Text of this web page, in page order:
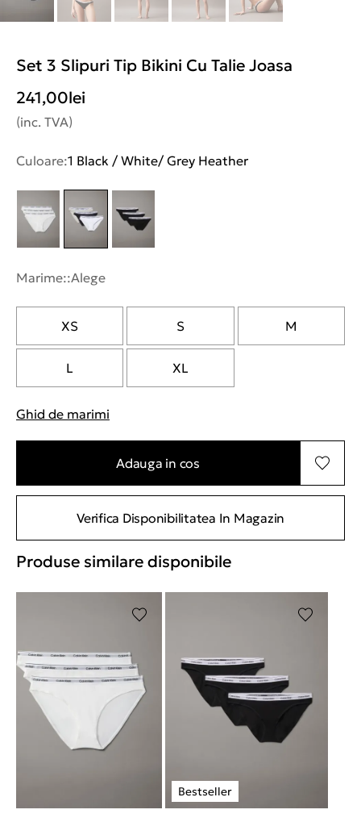
Set 3 Slipuri Tip Bikini Cu Talie Joasa
241,00lei
(inc. TVA)
Culoare:1 Black / White/ Grey Heather
Marime::Alege
XS S M
L XL
Ghid de marimi
Adauga in cos
Verifica Disponibilitatea In Magazin
Produse similare disponibile